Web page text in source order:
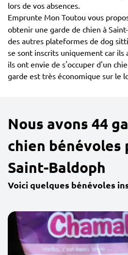
lors de vos absences.
Emprunte Mon Toutou vous
obtenir une garde de chien à
des autres plateformes de dog
se sont inscrits uniquement car ils
ils ont envie de s'occuper d'un
garde est très économique sur le
Nous avons 44
chien bénévoles
Saint-Baldoph
Voici quelques bénévoles